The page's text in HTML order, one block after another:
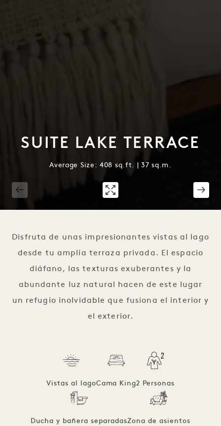
SUITE LAKE TERRACE
Average Size: 408 sq.ft. | 37 sq.m.
Disfruta de unas impresionantes vistas al lago
desde tu amplia terraza privada. El espacio
diáfano, las texturas exuberantes y la
abundante luz natural hacen de este lugar
un refugio inolvidable que fusiona el interior y
el exterior.
Vistas al lagoCama King2 Personas
Ducha y bañera separadasZona de asientos